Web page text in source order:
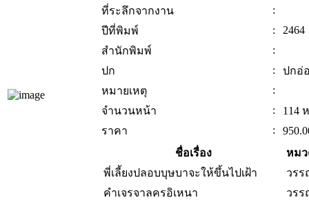
ที่ระลึกจากงาน
:
ปีที่พิมพ์
:
2464
สำนักพิมพ์
:
ปก
:
ปกอ่
หมายเหตุ
:
จำนวนหน้า
:
114
ราคา
:
ชื่อเรื่อง
หม
พี่เลี้ยงปลอบบุษบาจะให้ขึ้นไปเฝ้า
วร
คำเจรจาลครอิเหนา
วร